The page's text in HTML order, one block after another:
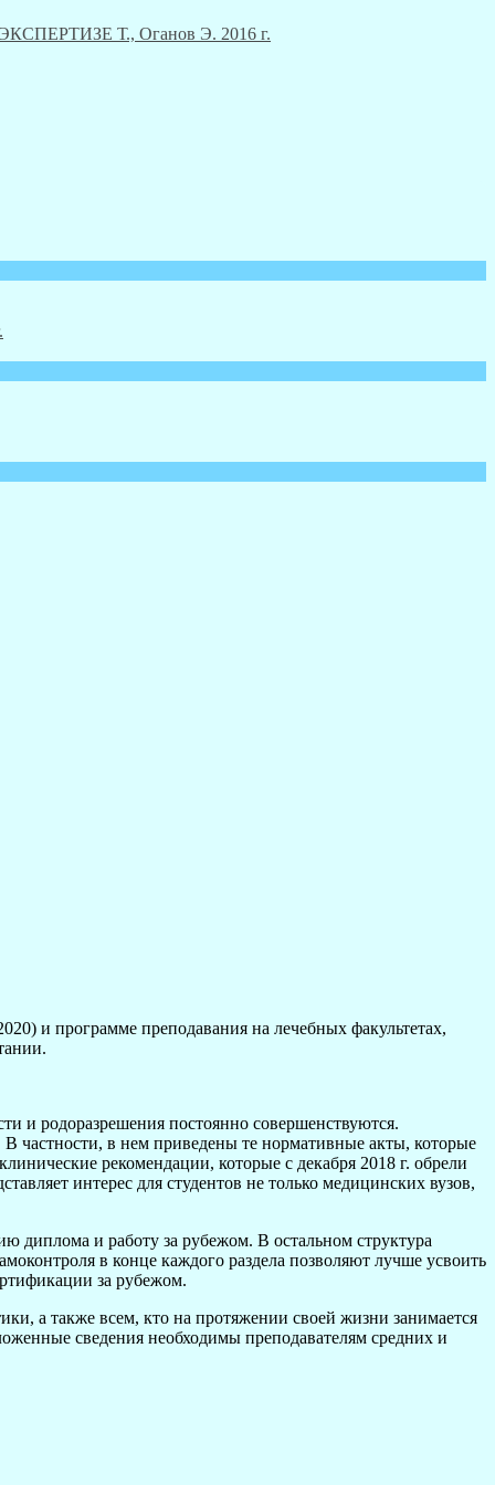
Т., Оганов Э. 2016 г.
и программе преподавания на лечебных факультетах,
и родоразрешения постоянно совершенствуются.
частности, в нем приведены те нормативные акты, которые
рекомендации, которые с декабря 2018 г. обрели
интерес для студентов не только медицинских вузов,
диплома и работу за рубежом. В остальном структура
в конце каждого раздела позволяют лучше усвоить
за рубежом.
а также всем, кто на протяжении своей жизни занимается
сведения необходимы преподавателям средних и